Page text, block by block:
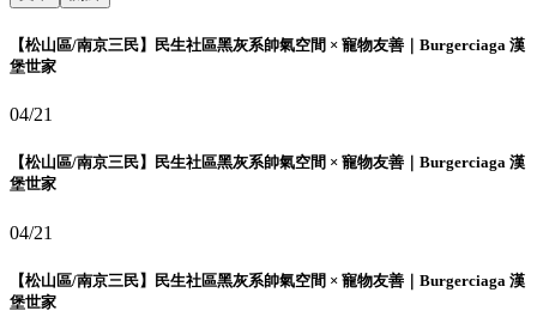
【松山區/南京三民】民生社區黑灰系帥氣空間 × 寵物友善｜Burgerciaga 漢
堡世家
04/21
【松山區/南京三民】民生社區黑灰系帥氣空間 × 寵物友善｜Burgerciaga 漢
堡世家
04/21
【松山區/南京三民】民生社區黑灰系帥氣空間 × 寵物友善｜Burgerciaga 漢
堡世家